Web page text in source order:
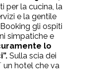
per la cucina, la
e la gentile
gli ospiti
simpatiche e
lo
Sulla scia dei
un hotel che va